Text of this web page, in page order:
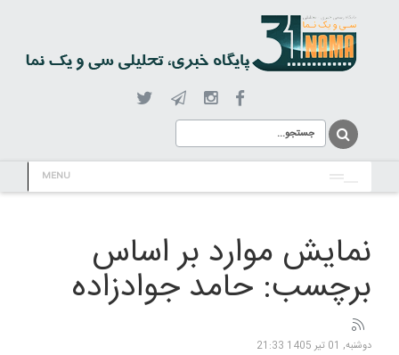
MENU
نمایش موارد بر اساس
برچسب: حامد جوادزاده‌
دوشنبه, 01 تیر 1405 21:33